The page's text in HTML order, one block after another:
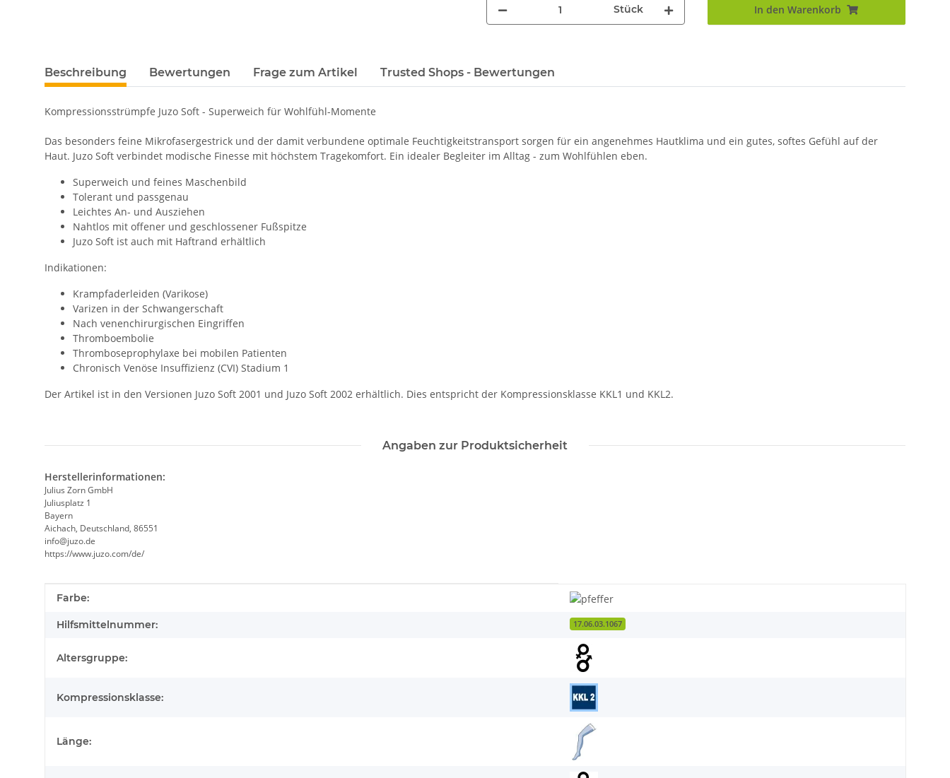
Stück In den Warenkorb
Beschreibung Bewertungen Frage zum Artikel Trusted Shops - Bewertungen
Kompressionsstrümpfe Juzo Soft - Superweich für Wohlfühl-Momente
Das besonders feine Mikrofasergestrick und der damit verbundene optimale Feuchtigkeitstransport sorgen für ein angenehmes Hautklima und ein gutes, softes Gefühl auf der
Haut. Juzo Soft verbindet modische Finesse mit höchstem Tragekomfort. Ein idealer Begleiter im Alltag - zum Wohlfühlen eben.
Superweich und feines Maschenbild
Tolerant und passgenau
Leichtes An- und Ausziehen
Nahtlos mit offener und geschlossener Fußspitze
Juzo Soft ist auch mit Haftrand erhältlich
Indikationen:
Krampfaderleiden (Varikose)
Varizen in der Schwangerschaft
Nach venenchirurgischen Eingriffen
Thromboembolie
Thromboseprophylaxe bei mobilen Patienten
Chronisch Venöse Insuffizienz (CVI) Stadium 1
Der Artikel ist in den Versionen Juzo Soft 2001 und Juzo Soft 2002 erhältlich. Dies entspricht der Kompressionsklasse KKL1 und KKL2.
Angaben zur Produktsicherheit
Herstellerinformationen:
Julius Zorn GmbH
Juliusplatz 1
Bayern
Aichach, Deutschland, 86551
info@juzo.de
https://www.juzo.com/de/
Produkteigenschaft
Wert
Farbe:
Hilfsmittelnummer: 17.06.03.1067
Altersgruppe:
Kompressionsklasse:
Länge: